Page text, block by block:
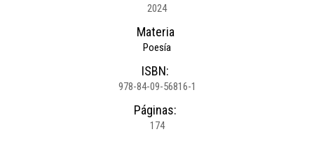
2024
Materia
Poesía
ISBN:
978-84-09-56816-1
Páginas:
174